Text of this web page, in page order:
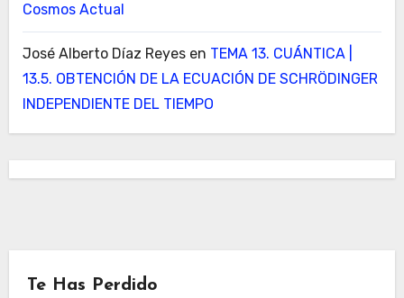
Cosmos Actual
José Alberto Díaz Reyesen TEMA 13. CUÁNTICA |
13.5. OBTENCIÓN DE LA ECUACIÓN DE SCHRÖDINGER
INDEPENDIENTE DEL TIEMPO
Te Has Perdido